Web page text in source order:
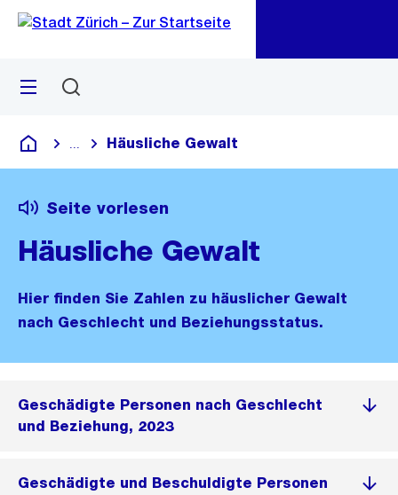
Navigation
Sprunglink
Menü
Deutsch
Blende alle Breadcrumbs ein
Häusliche Gewalt
Seite vorlesen
Häusliche Gewalt
Hier finden Sie Zahlen zu häuslicher Gewalt
nach Geschlecht und Beziehungsstatus.
Geschädigte Personen nach Geschlecht
und Beziehung, 2023
Geschädigte und Beschuldigte Personen